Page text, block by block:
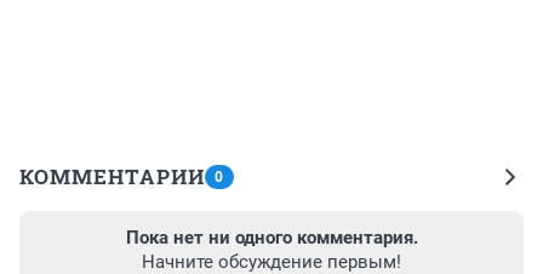
КОММЕНТАРИИ 0
Пока нет ни одного комментария.
Начните обсуждение первым!